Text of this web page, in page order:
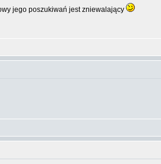
jego poszukiwań jest zniewalający